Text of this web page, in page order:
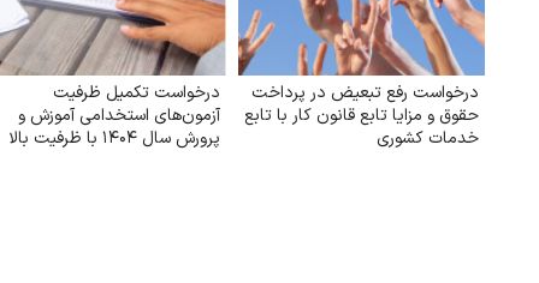
درخواست رفع تبعیض در پرداخت
حقوق و مزایا تابع قانون کار با تابع
خدمات کشوری
درخواست تکمیل ظرفیت
آزمون‌های استخدامی آموزش و
پرورش سال ۱۴۰۴ با ظرفیت بالا